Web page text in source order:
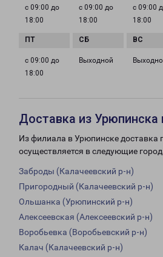
с 09:00 до
18:00
с 09:00 до
18:00
с 09:00
18:00
с 09:00 до
18:00
Выходной
Доставка из Урюпинска
Из филиала в Урюпинске доставка
осуществляется в следующие
Заброды (Калачеевский р-н)
Пригородный (Калачеевский р-н)
Ольшанка (Урюпинский р-н)
Алексеевская (Алексеевский р-н)
Воробьевка (Воробьевский р-н)
Калач (Калачеевский р-н)